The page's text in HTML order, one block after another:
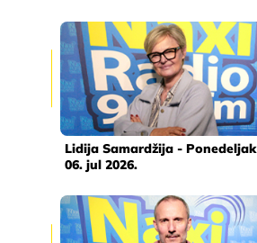
Lidija Samardžija - Ponedeljak
06. jul 2026.